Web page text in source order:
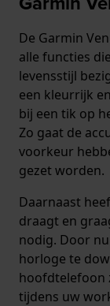
De Garmin
alle functies
levensstijl
een kleurrijk
bij een tik op
Zo gaat de
voorkeur
gezet worden.
Daarnaast
draagt en
nodig. Door
horloge te
hoofdtelefoon
tijdens uw